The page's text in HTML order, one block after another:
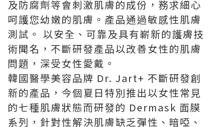
及防腐劑等會刺激肌膚的成份，務求細心
呵護您幼嫩的肌膚。產品通過敏感性肌膚
測試。 以安全、可靠及具有嶄新的護膚技
術聞名，不斷研發產品以改善女性的肌膚
問題，深受女性愛戴。
韓國醫學美容品牌 Dr. Jart+ 不斷研發創
新的產品，今個夏日特別推出以女性常見
的七種肌膚狀態而研發的 Dermask 面膜
系列，針對性解決肌膚缺乏彈性、暗啞、